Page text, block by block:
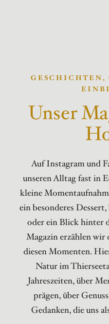
GESCHICHTEN,
Unser
Auf Instagram und
unseren Alltag fast in
kleine
ein besonderes
oder ein Blick hinter
Magazin erzählen
diesen Momenten.
Natur im
Jahreszeiten, über
prägen, über
Gedanken, die uns